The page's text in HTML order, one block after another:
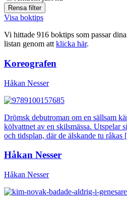
Visa boktips
Vi hittade 916 boktips som passar
listan genom att klicka här.
Koreografen
Håkan Nesser
Drömsk debutroman om en sällsam
kölvattnet av en skilsmässa. Utspelar
och tidsplan, där de älskande tu
Håkan Nesser
Håkan Nesser